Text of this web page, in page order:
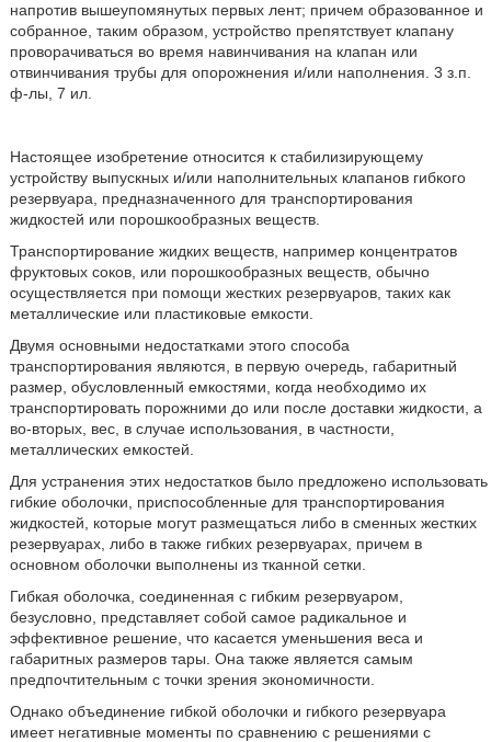
напротив вышеупомянутых первых лент; причем образованное и
собранное, таким образом, устройство препятствует клапану
проворачиваться во время навинчивания на клапан или
отвинчивания трубы для опорожнения и/или наполнения. 3 з.п.
ф-лы, 7 ил.
Настоящее изобретение относится к стабилизирующему
устройству выпускных и/или наполнительных клапанов гибкого
резервуара, предназначенного для транспортирования
жидкостей или порошкообразных веществ.
Транспортирование жидких веществ, например концентратов
фруктовых соков, или порошкообразных веществ, обычно
осуществляется при помощи жестких резервуаров, таких как
металлические или пластиковые емкости.
Двумя основными недостатками этого способа
транспортирования являются, в первую очередь, габаритный
размер, обусловленный емкостями, когда необходимо их
транспортировать порожними до или после доставки жидкости, а
во-вторых, вес, в случае использования, в частности,
металлических емкостей.
Для устранения этих недостатков было предложено использовать
гибкие оболочки, приспособленные для транспортирования
жидкостей, которые могут размещаться либо в сменных жестких
резервуарах, либо в также гибких резервуарах, причем в
основном оболочки выполнены из тканной сетки.
Гибкая оболочка, соединенная с гибким резервуаром,
безусловно, представляет собой самое радикальное и
эффективное решение, что касается уменьшения веса и
габаритных размеров тары. Она также является самым
предпочтительным с точки зрения экономичности.
Однако объединение гибкой оболочки и гибкого резервуара
имеет негативные моменты по сравнению с решениями с